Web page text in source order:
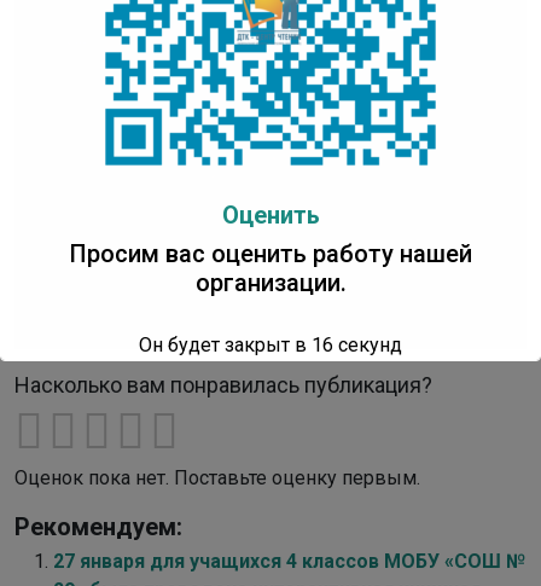
Насколько вам понравилась публикация?
Оценок пока нет. Поставьте оценку первым.
Рекомендуем:
27 января для учащихся 4 классов МОБУ «СОШ №
Оценить
Просим вас оценить работу нашей
организации.
Он будет закрыт в 16 секунд